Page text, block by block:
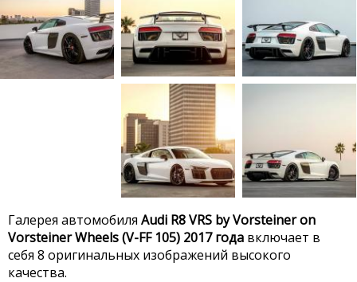
Галерея автомобиля Audi R8 VRS by Vorsteiner on
Vorsteiner Wheels (V-FF 105) 2017 года включает в
себя 8 оригинальных изображений высокого
качества.